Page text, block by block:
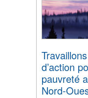
d’action
pauvreté
Nord-